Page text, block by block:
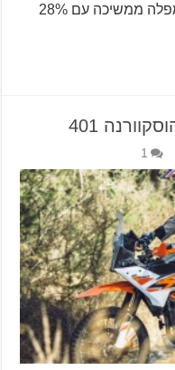
כאשר סיכום שנת 2025 מראה שהמפלה ממשיכה עם 28%
1